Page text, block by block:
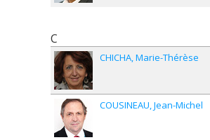
C
CHICHA Marie-Thérèse
COUSINEAU Jean-Michel